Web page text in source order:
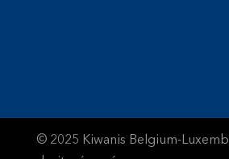
© 2025 Kiwanis Belgium-